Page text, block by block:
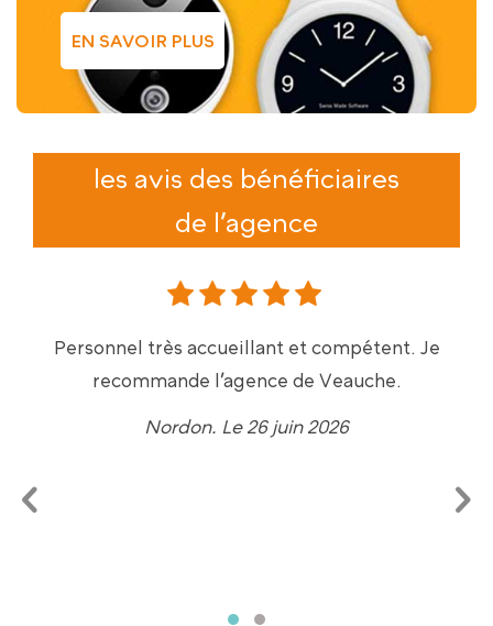
EN SAVOIR PLUS
les avis des bénéficiaires
de l’agence
Personnel très accueillant et compétent. Je
recommande l’agence de Veauche.
Nordon. Le 26 juin 2026